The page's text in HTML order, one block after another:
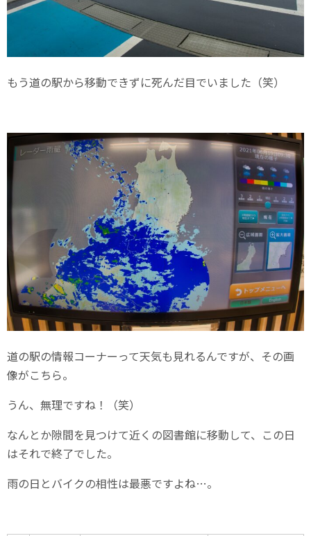
もう道の駅から移動できずに死んだ目でいました（笑）
道の駅の情報コーナーって天気も見れるんですが、その画
像がこちら。
うん、無理ですね！（笑）
なんとか隙間を見つけて近くの図書館に移動して、この日
はそれで終了でした。
雨の日とバイクの相性は最悪ですよね…。